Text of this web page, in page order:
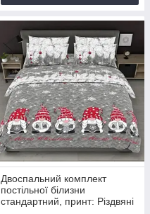
Двоспальний комплект
постільної білизни
стандартний, принт: Різдвяні